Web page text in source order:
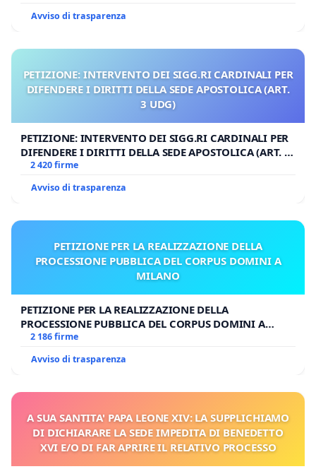
Avviso di trasparenza
PETIZIONE: INTERVENTO DEI SIGG.RI CARDINALI PER
DIFENDERE I DIRITTI DELLA SEDE APOSTOLICA (ART.
3 UDG)
PETIZIONE: INTERVENTO DEI SIGG.RI CARDINALI PER
DIFENDERE I DIRITTI DELLA SEDE APOSTOLICA (ART. 3
UDG)
2 420 firme
Avviso di trasparenza
PETIZIONE PER LA REALIZZAZIONE DELLA
PROCESSIONE PUBBLICA DEL CORPUS DOMINI A
MILANO
PETIZIONE PER LA REALIZZAZIONE DELLA
PROCESSIONE PUBBLICA DEL CORPUS DOMINI A
MILANO
2 186 firme
Avviso di trasparenza
A SUA SANTITA' PAPA LEONE XIV: LA SUPPLICHIAMO
DI DICHIARARE LA SEDE IMPEDITA DI BENEDETTO
XVI E/O DI FAR APRIRE IL RELATIVO PROCESSO